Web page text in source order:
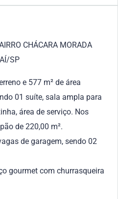
CHÁCARA MORADA
SP
e 577 m² de área
01 suíte, sala ampla para
área de serviço. Nos
de 220,00 m².
de garagem, sendo 02
gourmet com churrasqueira